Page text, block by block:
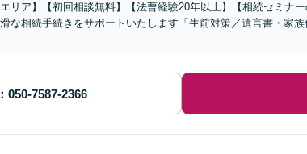
エリア】【初回相談無料】【法曹経験20年以上】【相続セミナ
な相続手続きをサポートいたします「生前対策／遺言書・家